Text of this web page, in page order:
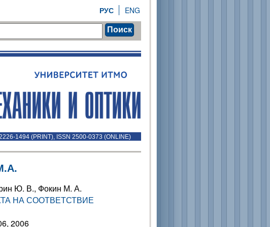
ENG
РУС
Поиск
1494 (PRINT), ISSN 2500-0373 (ONLINE)
Ю. В., Фокин М. А.
НА СООТВЕТСТВИЕ
2006